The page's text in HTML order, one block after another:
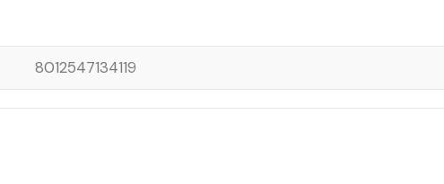
8012547134119